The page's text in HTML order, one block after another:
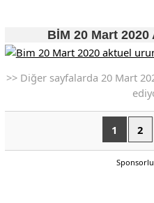
BİM 20 Mart 2020
>> Diğer sayfalarda 20 Mart
1 2